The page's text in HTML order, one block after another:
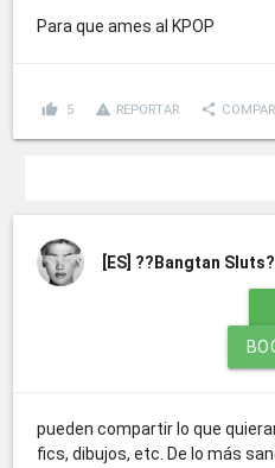
Para que ames al KPOP
thumb_up 5 report_problem REPORTAR share
[ES] ??Bangtan
pueden compartir lo que
fics, dibujos, etc. De lo más